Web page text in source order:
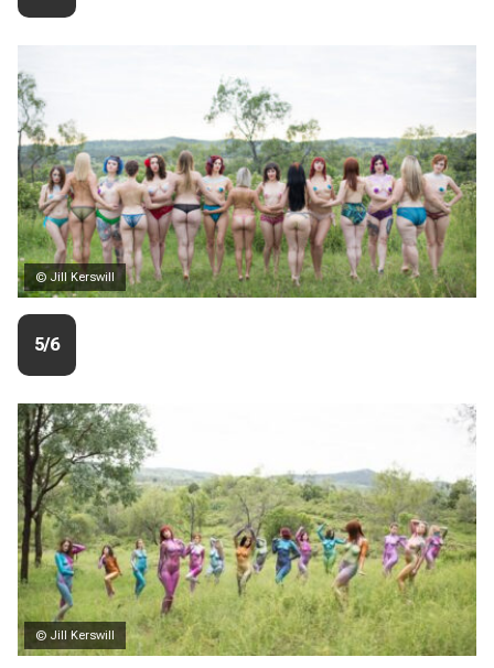
© Jill Kerswill
5/6
© Jill Kerswill